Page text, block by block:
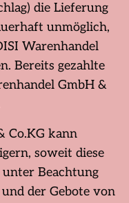
die Lieferung
unmöglich,
Warenhandel
Bereits gezahlte
GmbH &
Co.KG kann
soweit diese
Beachtung
der Gebote von